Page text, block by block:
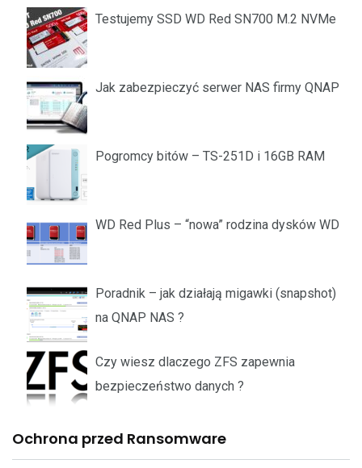
Testujemy SSD WD Red SN700 M.2 NVMe
Jak zabezpieczyć serwer NAS firmy QNAP
Pogromcy bitów – TS-251D i 16GB RAM
WD Red Plus – “nowa” rodzina dysków WD
Poradnik – jak działają migawki (snapshot)
na QNAP NAS ?
Czy wiesz dlaczego ZFS zapewnia
bezpieczeństwo danych ?
Ochrona przed Ransomware